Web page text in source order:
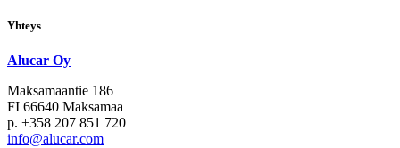
Yhteys
Alucar Oy
Maksamaantie 186
FI 66640 Maksamaa
p. +358 207 851 720
info@alucar.com